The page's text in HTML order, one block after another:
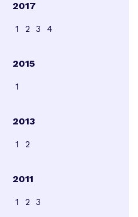
2017
1 2 3 4
2015
1
2013
1 2
2011
1 2 3